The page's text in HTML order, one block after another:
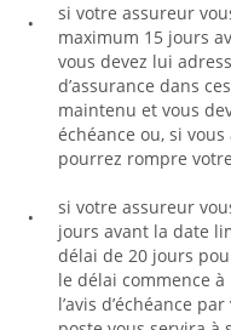
si votre assureur
maximum 15 jours
vous devez lui
d’assurance dans
maintenu et vous
échéance ou, si
pourrez rompre
si votre assureur
jours avant la date
délai de 20 jours
le délai commence
l’avis d’échéance